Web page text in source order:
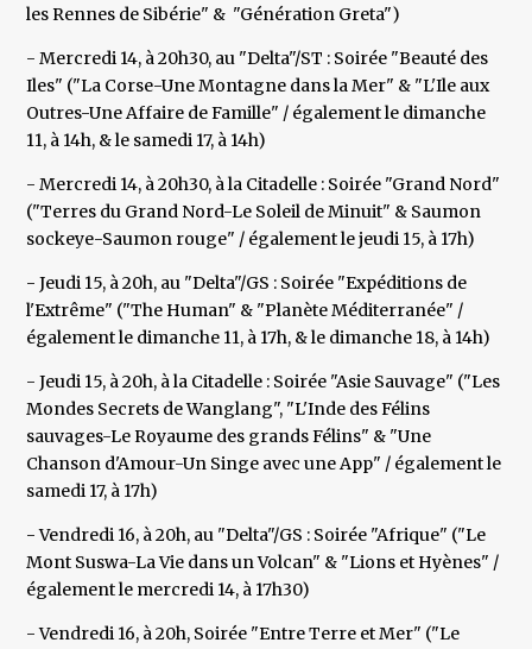
les Rennes de Sibérie" & "Génération Greta")
- Mercredi 14, à 20h30, au "Delta"/ST : Soirée "Beauté des
Iles" ("La Corse-Une Montagne dans la Mer" & "L'Ile aux
Outres-Une Affaire de Famille" / également le dimanche
11, à 14h, & le samedi 17, à 14h)
- Mercredi 14, à 20h30, à la Citadelle : Soirée "Grand Nord"
("Terres du Grand Nord-Le Soleil de Minuit" & Saumon
sockeye-Saumon rouge" / également le jeudi 15, à 17h)
- Jeudi 15, à 20h, au "Delta"/GS : Soirée "Expéditions de
l'Extrême" ("The Human" & "Planète Méditerranée" /
également le dimanche 11, à 17h, & le dimanche 18, à 14h)
- Jeudi 15, à 20h, à la Citadelle : Soirée "Asie Sauvage" ("Les
Mondes Secrets de Wanglang", "L'Inde des Félins
sauvages-Le Royaume des grands Félins" & "Une
Chanson d'Amour-Un Singe avec une App" / également le
samedi 17, à 17h)
- Vendredi 16, à 20h, au "Delta"/GS : Soirée "Afrique" ("Le
Mont Suswa-La Vie dans un Volcan" & "Lions et Hyènes" /
également le mercredi 14, à 17h30)
- Vendredi 16, à 20h, Soirée "Entre Terre et Mer" ("Le